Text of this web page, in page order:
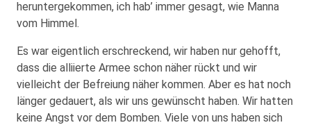
heruntergekommen, ich hab’ immer gesagt, wie Manna
vom Himmel.
Es war eigentlich erschreckend, wir haben nur gehofft,
dass die alliierte Armee schon näher rückt und wir
vielleicht der Befreiung näher kommen. Aber es hat noch
länger gedauert, als wir uns gewünscht haben. Wir hatten
keine Angst vor dem Bomben. Viele von uns haben sich